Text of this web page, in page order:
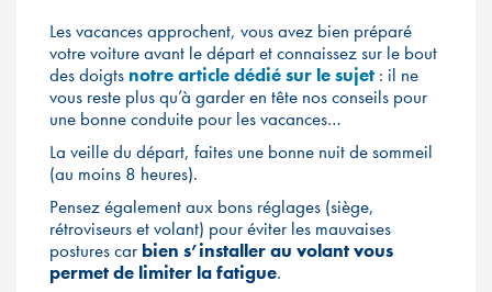
Les vacances approchent, vous avez bien préparé
votre voiture avant le départ et connaissez sur le bout
des doigts notre article dédié sur le sujet : il ne
vous reste plus qu’à garder en tête nos conseils pour
une bonne conduite pour les vacances…
La veille du départ, faites une bonne nuit de sommeil
(au moins 8 heures).
Pensez également aux bons réglages (siège,
rétroviseurs et volant) pour éviter les mauvaises
postures car bien s’installer au volant vous
permet de limiter la fatigue.